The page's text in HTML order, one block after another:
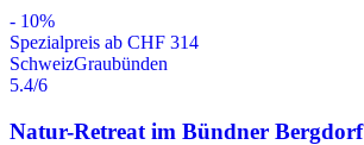
- 10%
Spezialpreis ab CHF 314
SchweizGraubünden
5.4/6
Natur-Retreat im Bündner Bergdorf